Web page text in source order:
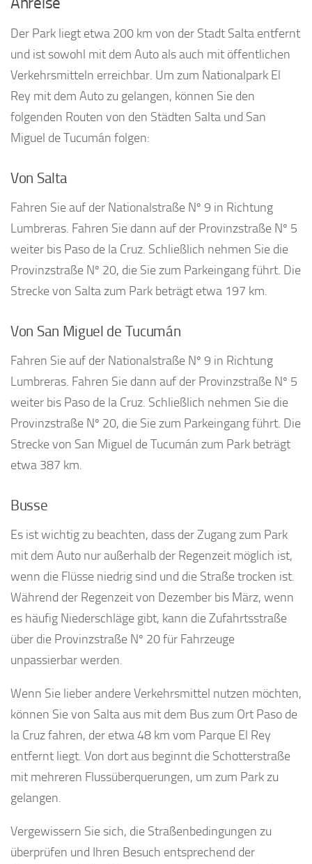
Der Park liegt etwa 200 km von der Stadt Salta entfernt
und ist sowohl mit dem Auto als auch mit öffentlichen
Verkehrsmitteln erreichbar. Um zum Nationalpark El
Rey mit dem Auto zu gelangen, können Sie den
folgenden Routen von den Städten Salta und San
Miguel de Tucumán folgen:
Von Salta
Fahren Sie auf der Nationalstraße Nº 9 in Richtung
Lumbreras. Fahren Sie dann auf der Provinzstraße Nº 5
weiter bis Paso de la Cruz. Schließlich nehmen Sie die
Provinzstraße Nº 20, die Sie zum Parkeingang führt. Die
Strecke von Salta zum Park beträgt etwa 197 km.
Von San Miguel de Tucumán
Fahren Sie auf der Nationalstraße Nº 9 in Richtung
Lumbreras. Fahren Sie dann auf der Provinzstraße Nº 5
weiter bis Paso de la Cruz. Schließlich nehmen Sie die
Provinzstraße Nº 20, die Sie zum Parkeingang führt. Die
Strecke von San Miguel de Tucumán zum Park beträgt
etwa 387 km.
Busse
Es ist wichtig zu beachten, dass der Zugang zum Park
mit dem Auto nur außerhalb der Regenzeit möglich ist,
wenn die Flüsse niedrig sind und die Straße trocken ist.
Während der Regenzeit von Dezember bis März, wenn
es häufig Niederschläge gibt, kann die Zufahrtsstraße
über die Provinzstraße Nº 20 für Fahrzeuge
unpassierbar werden.
Wenn Sie lieber andere Verkehrsmittel nutzen möchten,
können Sie von Salta aus mit dem Bus zum Ort Paso de
la Cruz fahren, der etwa 48 km vom Parque El Rey
entfernt liegt. Von dort aus beginnt die Schotterstraße
mit mehreren Flussüberquerungen, um zum Park zu
gelangen.
Vergewissern Sie sich, die Straßenbedingungen zu
überprüfen und Ihren Besuch entsprechend der